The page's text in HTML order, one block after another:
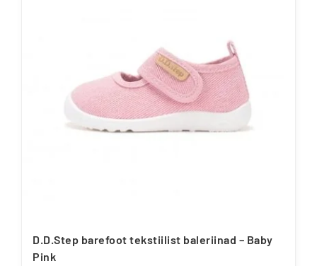
D.D.Step barefoot tekstiilist baleriinad – Baby
Pink